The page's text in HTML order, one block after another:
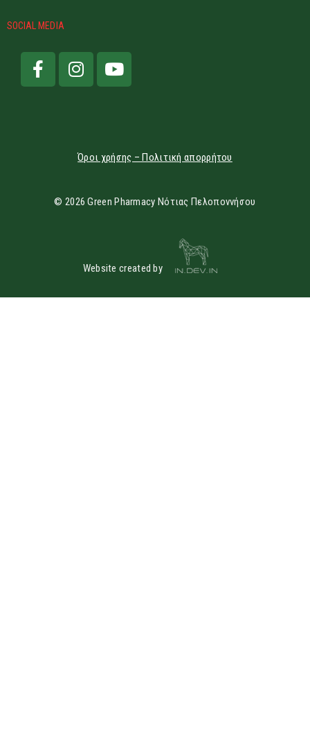
SOCIAL MEDIA
Όροι χρήσης – Πολιτική απορρήτου
© 2026 Green Pharmacy Νότιας Πελοποννήσου
Website created by